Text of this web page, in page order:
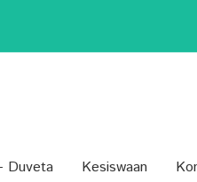
Membentuk Karakter Siswa:
Duveta Kesiswaan